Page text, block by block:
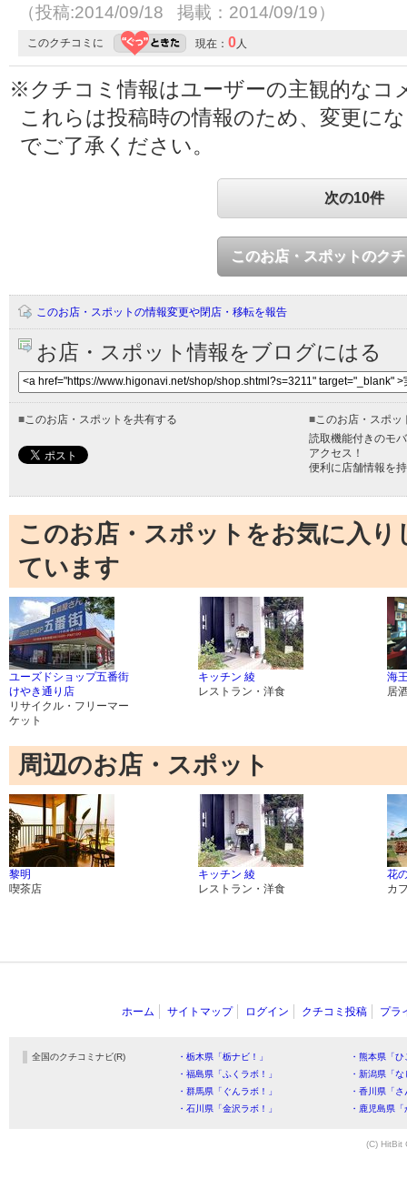
（投稿:2014/09/18 掲載：2014/09/19）
このクチコミに 現在： 0 人
※クチコミ情報はユーザーの主観的なコ
これらは投稿時の情報のため、変更に
でご了承ください。
次の10件
このお店・スポットのク
このお店・スポットの情報変更や閉店・移転を報告
お店・スポット情報をブログにはる
■ このお店・スポットを共有する ■ このお店・スポ
読取機能付きのモ
アクセス！
便利に店舗情報を
このお店・スポットをお気に入
ています
ユーズドショップ五番街
けやき通り店
リサイクル・フリーマー
ケット
キッチン 綾
レストラン・洋食
海
居
周辺のお店・スポット
黎明
喫茶店
キッチン 綾
レストラン・洋食
花
カ
ホーム サイトマップ ログイン クチコミ投稿 プラ
全国のクチコミナビ(R) ・栃木県「栃ナビ！」
・熊本県「
・福島県「ふくラボ！」
・新潟県「
・群馬県「ぐんラボ！」
・香川県「
・石川県「金沢ラボ！」
・鹿児島県
(C) HitBit